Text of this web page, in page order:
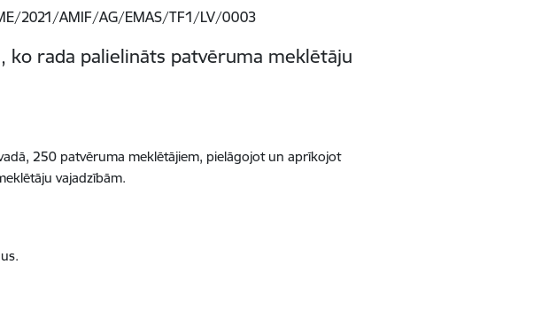
2021/AMIF/AG/EMAS/TF1/LV/0003
ko rada palielināts patvēruma meklētāju
250 patvēruma meklētājiem, pielāgojot un aprīkojot
vajadzībām.